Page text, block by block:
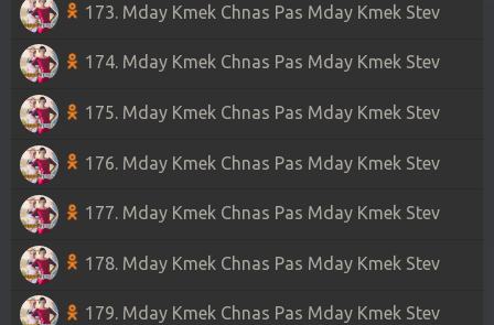
173. Mday Kmek Chnas Pas Mday Kmek Stev
174. Mday Kmek Chnas Pas Mday Kmek Stev
175. Mday Kmek Chnas Pas Mday Kmek Stev
176. Mday Kmek Chnas Pas Mday Kmek Stev
177. Mday Kmek Chnas Pas Mday Kmek Stev
178. Mday Kmek Chnas Pas Mday Kmek Stev
179. Mday Kmek Chnas Pas Mday Kmek Stev